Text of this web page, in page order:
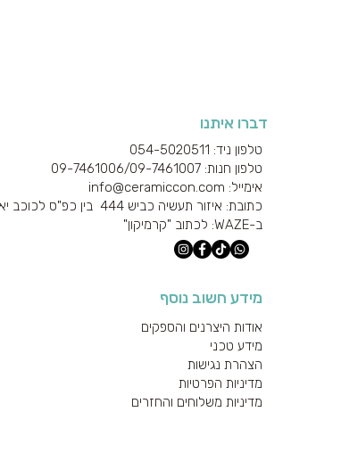
דברו איתנו
טלפון ניד: 054-5020511
טלפון חנות: 09-7461006/09-7461007
אימייל: info@ceramiccon.com
כתובת: איזור תעשיה כביש 444 בין כפ"ס לכוכב יאיר
ב-WAZE: לכתוב "קרמיקון"
מידע חשוב נוסף
אודות היצרנים והספקים
מידע טכני
הצהרת נגישות
מדיניות הפרטיות
מדיניות משלוחים והחזרים